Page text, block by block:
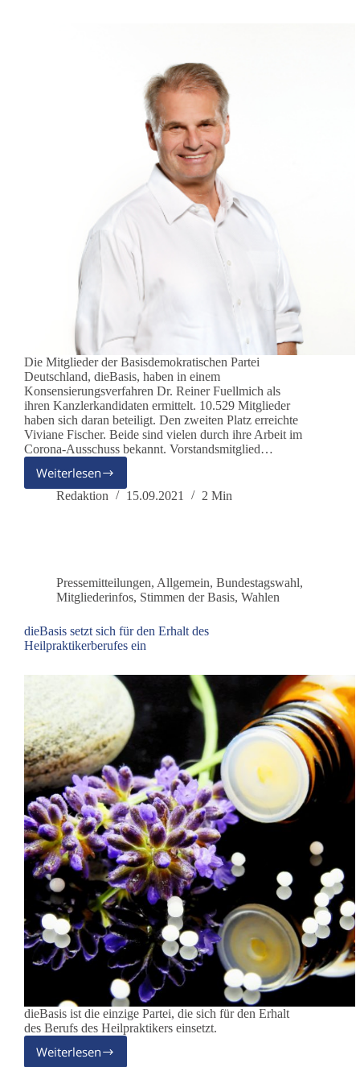
Die Mitglieder der Basisdemokratischen Partei
Deutschland, dieBasis, haben in einem
Konsensierungsverfahren Dr. Reiner Fuellmich als
ihren Kanzlerkandidaten ermittelt. 10.529 Mitglieder
haben sich daran beteiligt. Den zweiten Platz erreichte
Viviane Fischer. Beide sind vielen durch ihre Arbeit im
Corona-Ausschuss bekannt. Vorstandsmitglied…
Weiterlesen
dieBasis
konsensiert
Kanzlerkandidaten
Redaktion 15.09.2021 2 Min
Pressemitteilungen, Allgemein, Bundestagswahl,
Mitgliederinfos, Stimmen der Basis, Wahlen
dieBasis setzt sich für den Erhalt des
Heilpraktikerberufes ein
dieBasis ist die einzige Partei, die sich für den Erhalt
des Berufs des Heilpraktikers einsetzt.
Weiterlesen
dieBasis